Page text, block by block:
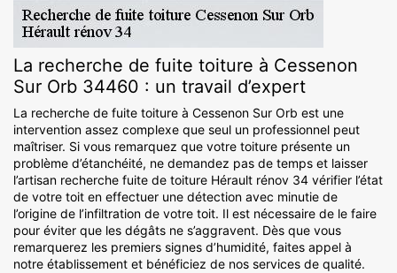
La recherche de fuite toiture à Cessenon
Sur Orb 34460 : un travail d’expert
La recherche de fuite toiture à Cessenon Sur Orb est une
intervention assez complexe que seul un professionnel peut
maîtriser. Si vous remarquez que votre toiture présente un
problème d’étanchéité, ne demandez pas de temps et laisser
l’artisan recherche fuite de toiture Hérault rénov 34 vérifier l’état
de votre toit en effectuer une détection avec minutie de
l’origine de l’infiltration de votre toit. Il est nécessaire de le faire
pour éviter que les dégâts ne s’aggravent. Dès que vous
remarquerez les premiers signes d’humidité, faites appel à
notre établissement et bénéficiez de nos services de qualité.